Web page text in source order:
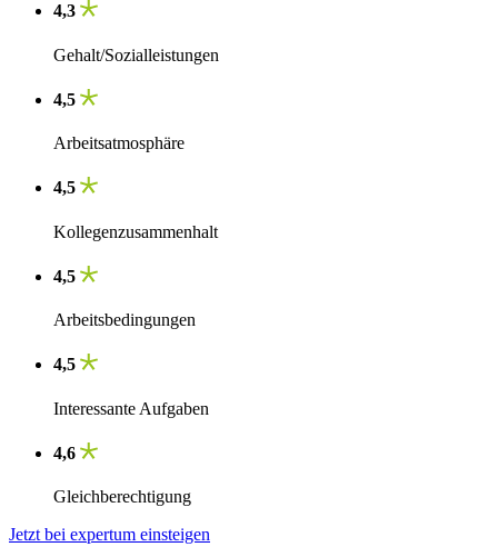
4,3
Gehalt/Sozialleistungen
4,5
Arbeitsatmosphäre
4,5
Kollegenzusammenhalt
4,5
Arbeitsbedingungen
4,5
Interessante Aufgaben
4,6
Gleichberechtigung
Jetzt bei expertum einsteigen